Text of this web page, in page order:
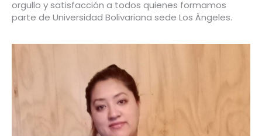
orgullo y satisfacción a todos quienes formamos
parte de Universidad Bolivariana sede Los Ángeles.